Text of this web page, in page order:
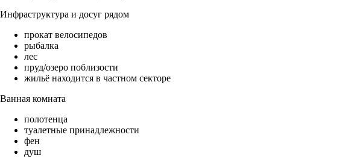
Инфраструктура и досуг рядом
прокат велосипедов
рыбалка
лес
пруд/озеро поблизости
жильё находится в частном секторе
Ванная комната
полотенца
туалетные принадлежности
фен
душ